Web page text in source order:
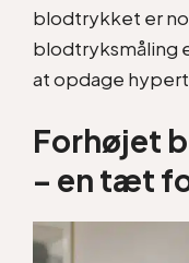
blodtrykket er
blodtryksmåling
at opdage
Forhøjet
– en tæt